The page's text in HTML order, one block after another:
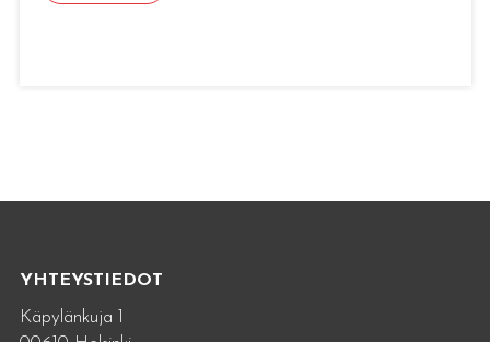
YHTEYSTIEDOT
Käpylänkuja 1